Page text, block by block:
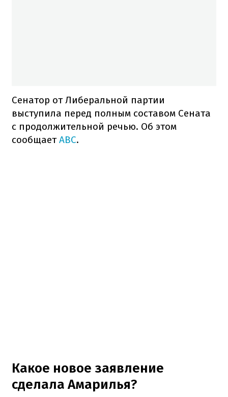
Сенатор от Либеральной партии
выступила перед полным составом Сената
с продолжительной речью. Об этом
сообщаетABC.
Какое новое заявление
сделала Амарилья?